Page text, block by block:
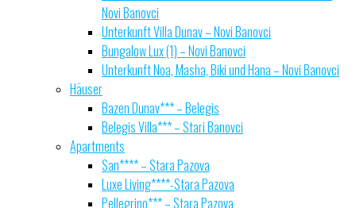
Novi Banovci
Unterkunft Villa Dunav – Novi Banovci
Bungalow Lux (1) – Novi Banovci
Unterkunft Noa, Masha, Biki und Hana – Novi Banovci
Häuser
Bazen Dunav*** – Belegis
Belegis Villa*** – Stari Banovci
Apartments
San**** – Stara Pazova
Luxe Living****-Stara Pazova
Pellegrino*** – Stara Pazova